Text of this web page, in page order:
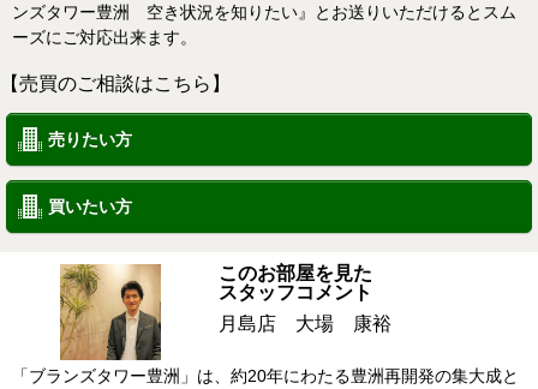
ンズタワー豊洲 空き状況を知りたい』とお送りいただけるとスム
ーズにご対応出来ます。
【売買のご相談はこちら】
売りたい方
買いたい方
このお部屋を見た
スタッフコメント
月島店 大場 康裕
「ブランズタワー豊洲」は、約20年にわたる豊洲再開発の集大成と